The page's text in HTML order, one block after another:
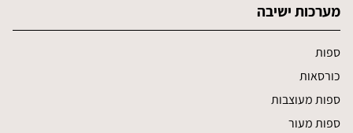
מערכות ישיבה
ספות
כורסאות
ספות מעוצבות
ספות מעור